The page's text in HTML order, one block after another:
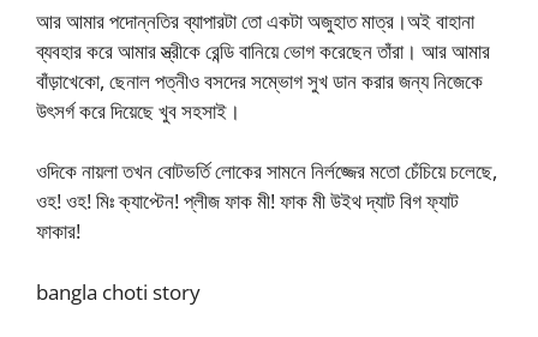
আর আমার পদোন্নতির ব্যাপারটা তো একটা অজুহাত মাত্র।অই বাহানা
ব্যবহার করে আমার স্ত্রীকে রেন্ডি বানিয়ে ভোগ করেছেন তাঁরা। আর আমার
বাঁড়াখেকো, ছেনাল পত্নীও বসদের সম্ভোগ সুখ ডান করার জন্য নিজেকে
উৎসর্গ করে দিয়েছে খুব সহসাই।
ওদিকে নায়লা তখন বোটভর্তি লোকের সামনে নির্লজ্জের মতো চেঁচিয়ে চলেছে,
ওহ! ওহ! মিঃ ক্যাপ্টেন! প্লীজ ফাক মী! ফাক মী উইথ দ্যাট বিগ ফ্যাট
ফাকার!
bangla choti story